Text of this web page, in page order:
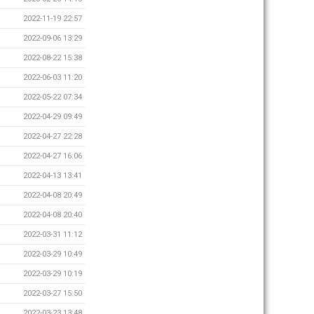
2022-11-19 22:57
2022-09-06 13:29
2022-08-22 15:38
2022-06-03 11:20
2022-05-22 07:34
2022-04-29 09:49
2022-04-27 22:28
2022-04-27 16:06
2022-04-13 13:41
2022-04-08 20:49
2022-04-08 20:40
2022-03-31 11:12
2022-03-29 10:49
2022-03-29 10:19
2022-03-27 15:50